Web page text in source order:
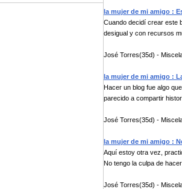
la mujer de mi amigo :
Cuando decidí crear este
desigual y con recursos
José Torres(35d) -
la mujer de mi amigo :
Hacer un blog fue algo
parecido a compartir
José Torres(35d) -
la mujer de mi amigo :
Aquí estoy otra vez,
No tengo la culpa de
José Torres(35d) -